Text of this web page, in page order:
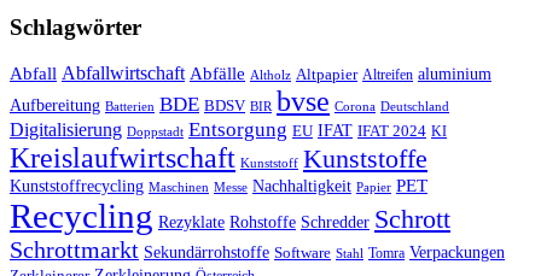
Schlagwörter
Abfall Abfallwirtschaft Abfälle Altholz Altpapier Altreifen aluminium
Aufbereitung Batterien BDE BDSV BIR bvse Corona Deutschland
Digitalisierung Doppstadt Entsorgung EU IFAT IFAT 2024 KI
Kreislaufwirtschaft Kunststoff Kunststoffe
Kunststoffrecycling Maschinen Messe Nachhaltigkeit Papier PET
Recycling Rezyklate Rohstoffe Schredder Schrott
Schrottmarkt Sekundärrohstoffe Software Stahl Tomra Verpackungen